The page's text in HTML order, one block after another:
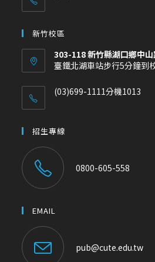
新竹校區
303-118 新竹縣湖口鄉中
臺鐵北湖車站步行5分鐘到
(03)699-1111分機1013
招生專線
0800-605-558
EMAIL
pub@cute.edu.tw